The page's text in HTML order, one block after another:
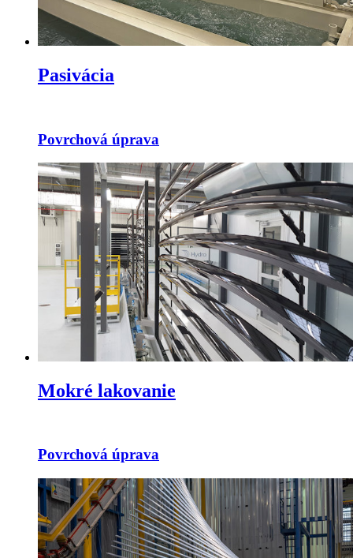
Pasivácia
Povrchová úprava
Mokré lakovanie
Povrchová úprava